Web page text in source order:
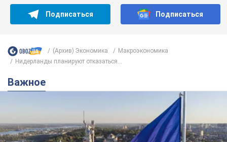
Подписаться Подписаться
(Архив) Экономика
Mакроэкономика
Нидерланды планируют отказаться...
Важное